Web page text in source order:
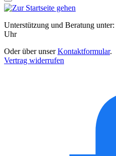
Unterstützung und Beratung unter:
Uhr
Oder über unserKontaktformular.
Vertrag widerrufen